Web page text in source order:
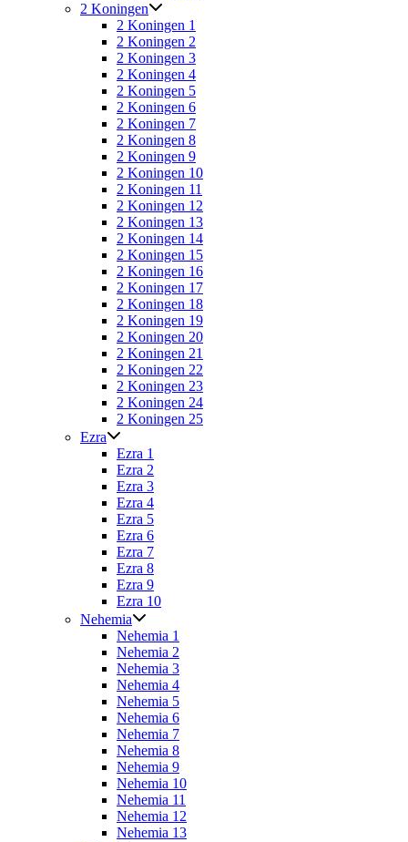
2 Koningen
2 Koningen 1
2 Koningen 2
2 Koningen 3
2 Koningen 4
2 Koningen 5
2 Koningen 6
2 Koningen 7
2 Koningen 8
2 Koningen 9
2 Koningen 10
2 Koningen 11
2 Koningen 12
2 Koningen 13
2 Koningen 14
2 Koningen 15
2 Koningen 16
2 Koningen 17
2 Koningen 18
2 Koningen 19
2 Koningen 20
2 Koningen 21
2 Koningen 22
2 Koningen 23
2 Koningen 24
2 Koningen 25
Ezra
Ezra 1
Ezra 2
Ezra 3
Ezra 4
Ezra 5
Ezra 6
Ezra 7
Ezra 8
Ezra 9
Ezra 10
Nehemia
Nehemia 1
Nehemia 2
Nehemia 3
Nehemia 4
Nehemia 5
Nehemia 6
Nehemia 7
Nehemia 8
Nehemia 9
Nehemia 10
Nehemia 11
Nehemia 12
Nehemia 13